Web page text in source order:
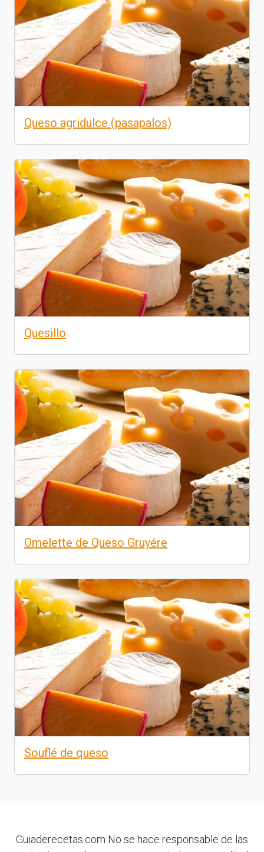
Queso agridulce (pasapalos)
Quesillo
Omelette de Queso Gruyére
Souflé de queso
Guiaderecetas.com No se hace responsable de las